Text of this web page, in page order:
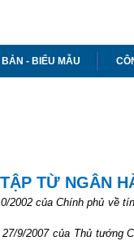
- BIỂU MẪU
TỪ NGÂN
2002 của Chính phủ về
9/2007 của Thủ tướng